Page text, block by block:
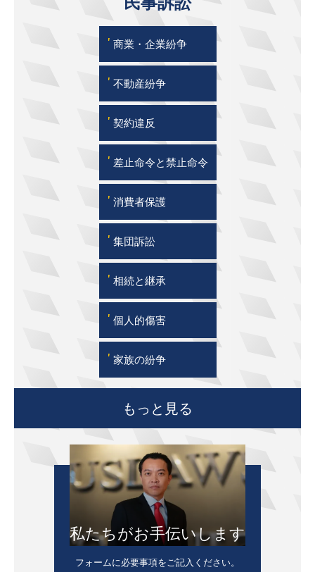
' 商業・企業紛争
' 不動産紛争
' 契約違反
' 差止命令と禁止命令
' 消費者保護
' 集団訴訟
' 相続と継承
' 個人的傷害
' 家族の紛争
もっと見る
私たちがお手伝いします
フォームに必要事項をご記入ください。